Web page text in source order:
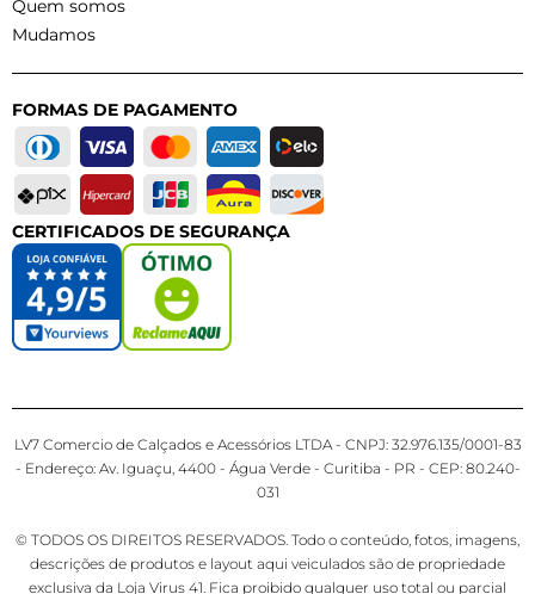
Quem somos
Mudamos
FORMAS DE PAGAMENTO
CERTIFICADOS DE SEGURANÇA
LV7 Comercio de Calçados e Acessórios LTDA - CNPJ: 32.976.135/0001-83
- Endereço: Av. Iguaçu, 4400 - Água Verde - Curitiba - PR - CEP: 80.240-
031
© TODOS OS DIREITOS RESERVADOS. Todo o conteúdo, fotos, imagens,
descrições de produtos e layout aqui veiculados são de propriedade
exclusiva da Loja Virus 41. Fica proibido qualquer uso total ou parcial